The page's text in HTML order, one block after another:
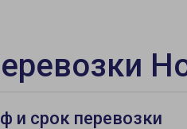
и срок перевозки